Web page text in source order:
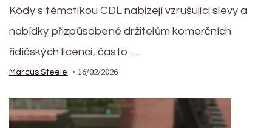
Kódy s tématikou CDL nabízejí vzrušující slevy a
nabídky přizpůsobené držitelům komerčních
řidičských licencí, často …
Marcus Steele 16/02/2026